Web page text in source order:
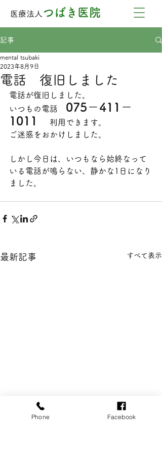
医療法人 つばき医院
記事
電話 復旧しました
mental tsubaki
2023年8月9日
電話が復旧しました。
いつもの電話 075－411－
1011
利用できます。
ご迷惑をおかけしました。
しかし今日は、いつもなら始終なって
いる電話が鳴らない、静かな1日になり
ました。
最新記事 すべて表示
Phone Facebook